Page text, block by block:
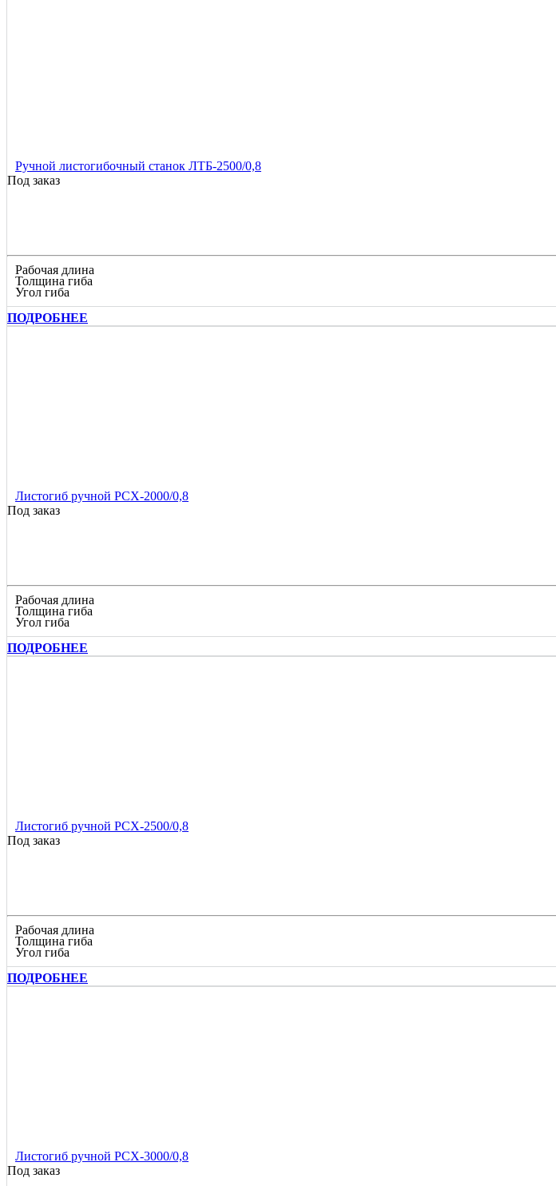
Ручной листогибочный станок ЛТБ-2500/0,8
Под заказ
Рабочая длина
Толщина гиба
Угол гиба
ПОДРОБНЕЕ
Листогиб ручной РСХ-2000/0,8
Под заказ
Рабочая длина
Толщина гиба
Угол гиба
ПОДРОБНЕЕ
Листогиб ручной РСХ-2500/0,8
Под заказ
Рабочая длина
Толщина гиба
Угол гиба
ПОДРОБНЕЕ
Листогиб ручной РСХ-3000/0,8
Под заказ